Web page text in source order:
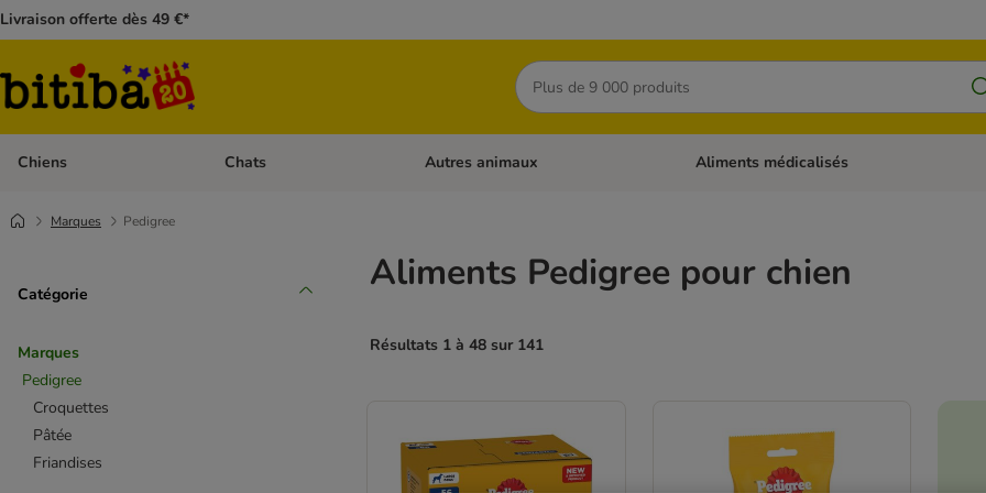
Livraison offerte dès 49 €*
Rechercher
Chiens Dérouler les catégories: Chiens
Chats Dérouler les catégories: Chats
Autres animaux Dérouler les catégories: Autres animaux
Aliments médicalisés
Marques Pedigree
Catégorie
Marques
Pedigree
Croquettes
Pâtée
Friandises
Aliments Pedigree pour chien
Résultats 1 à 48 sur 141